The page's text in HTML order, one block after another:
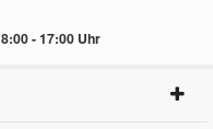
- 17:00 Uhr